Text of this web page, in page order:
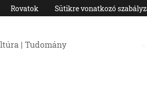
Rovatok Sütikre vonatkozó
| Tudomány